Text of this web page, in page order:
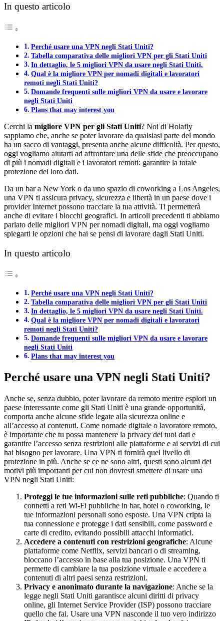
In questo articolo
Perché usare una VPN negli Stati Uniti?
Tabella comparativa delle migliori VPN per gli Stati Uniti
In dettaglio, le 5 migliori VPN da usare negli Stati Uniti.
Qual è la migliore VPN per nomadi digitali e lavoratori
remoti negli Stati Uniti?
Domande frequenti sulle migliori VPN da usare e lavorare
negli Stati Uniti
Plans that may interest you
Cerchi la migliore VPN per gli Stati Uniti? Noi di Holafly
sappiamo che, anche se poter lavorare da qualsiasi parte del mondo
ha un sacco di vantaggi, presenta anche alcune difficoltà. Per questo,
oggi vogliamo aiutarti ad affrontare una delle sfide che preoccupano
di più i nomadi digitali e i lavoratori remoti: garantire la totale
protezione dei loro dati.
Da un bar a New York o da uno spazio di coworking a Los Angeles,
una VPN ti assicura privacy, sicurezza e libertà in un paese dove i
provider Internet possono tracciare la tua attività. Ti permetterà
anche di evitare i blocchi geografici. In articoli precedenti ti abbiamo
parlato delle migliori VPN per nomadi digitali, ma oggi vogliamo
spiegarti le opzioni che hai se pensi di lavorare dagli Stati Uniti.
In questo articolo
Perché usare una VPN negli Stati Uniti?
Tabella comparativa delle migliori VPN per gli Stati Uniti
In dettaglio, le 5 migliori VPN da usare negli Stati Uniti.
Qual è la migliore VPN per nomadi digitali e lavoratori
remoti negli Stati Uniti?
Domande frequenti sulle migliori VPN da usare e lavorare
negli Stati Uniti
Plans that may interest you
Perché usare una VPN negli Stati Uniti?
Anche se, senza dubbio, poter lavorare da remoto mentre esplori un
paese interessante come gli Stati Uniti è una grande opportunità,
comporta anche alcune sfide legate alla sicurezza online e
all’accesso ai contenuti. Come nomade digitale o lavoratore remoto,
è importante che tu possa mantenere la privacy dei tuoi dati e
garantire l’accesso senza restrizioni alle piattaforme e ai servizi di cui
hai bisogno per lavorare. Una VPN ti fornirà quel livello di
protezione in più. Anche se ce ne sono altri, questi sono alcuni dei
motivi più importanti per cui non dovresti smettere di usare una
VPN negli Stati Uniti:
Proteggi le tue informazioni sulle reti pubbliche: Quando ti
connetti a reti Wi-Fi pubbliche in bar, hotel o coworking, le
tue informazioni personali sono esposte. Una VPN cripta la
tua connessione e protegge i dati sensibili, come password e
carte di credito, evitando possibili attacchi informatici.
Accedere a contenuti con restrizioni geografiche: Alcune
piattaforme come Netflix, servizi bancari o di streaming,
bloccano l’accesso in base alla tua posizione. Una VPN ti
permette di cambiare la tua posizione virtuale e accedere a
contenuti di altri paesi senza restrizioni.
Privacy e anonimato durante la navigazione: Anche se la
legge negli Stati Uniti garantisce alcuni diritti di privacy
online, gli Internet Service Provider (ISP) possono tracciare
quello che fai. Usare una VPN nasconde il tuo vero indirizzo